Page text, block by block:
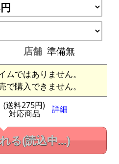
店舗 準備無
ではありません。
で購入できません。
(送料275円)
対応商品 詳細
る(読込中...)